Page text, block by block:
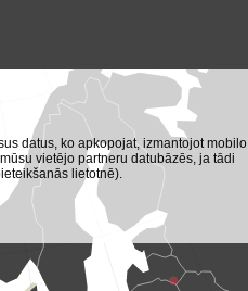
datus, ko apkopojat, izmantojot mobilo
vietējo partneru datubāzēs, ja tādi
lietotnē).